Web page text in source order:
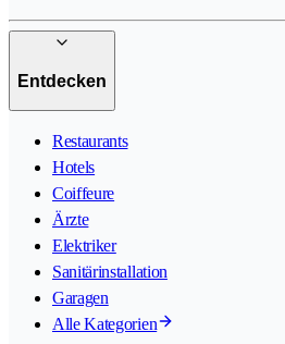
Entdecken
Restaurants
Hotels
Coiffeure
Ärzte
Elektriker
Sanitärinstallation
Garagen
Alle Kategorien